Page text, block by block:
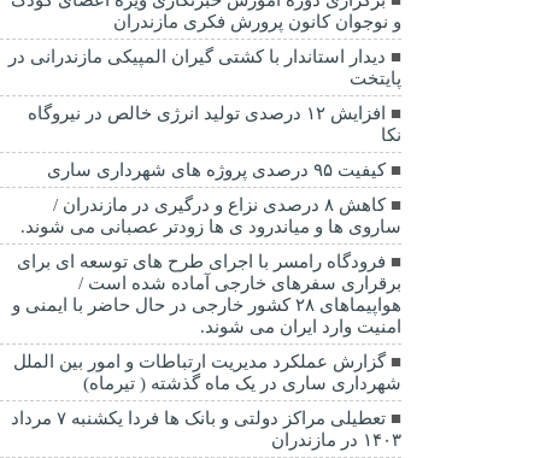
و نوجوان کانون پرورش فکری مازندران
دیدار استاندار با کشتی گیران المپیکی مازندرانی در
پایتخت
افزایش ۱۲ درصدی تولید انرژی خالص در نیروگاه
نکا
کیفیت ۹۵ درصدی پروژه های شهرداری ساری
کاهش ۸ درصدی نزاع و درگیری در مازندران /
ساروی ها و میاندرود ی ها زودتر عصبانی می شوند.
فرودگاه رامسر با اجرای طرح های توسعه ای برای
برقراری سفرهای خارجی آماده شده است /
هواپیماهای ۲۸ کشور خارجی در حال حاضر با ایمنی و
امنیت وارد ایران می شوند.
گزارش عملکرد مدیریت ارتباطات و امور بین الملل
شهرداری ساری در یک ماه گذشته ( تیرماه)
تعطیلی مراکز دولتی و بانک ها فردا یکشنبه ۷ مرداد
۱۴۰۳ در مازندران